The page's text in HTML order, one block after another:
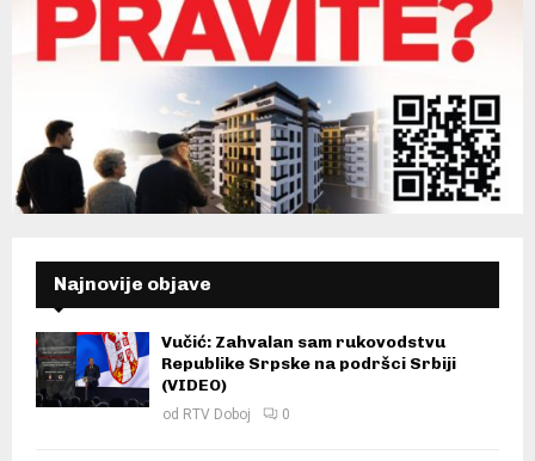
Najnovije objave
Vučić: Zahvalan sam rukovodstvu
Republike Srpske na podršci Srbiji
(VIDEO)
od RTV Doboj 0